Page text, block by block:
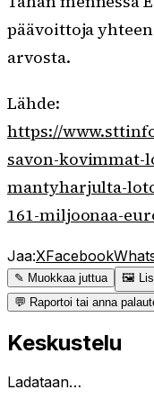
päävoittoja
arvosta.
Lähde:
https://
savon-
mantyharjulta-
161-miljoonaa-
Jaa:XFacebook
✎ Muokkaa juttua
🖼
💬 Raportoi tai anna
Keskustelu
Ladataan…